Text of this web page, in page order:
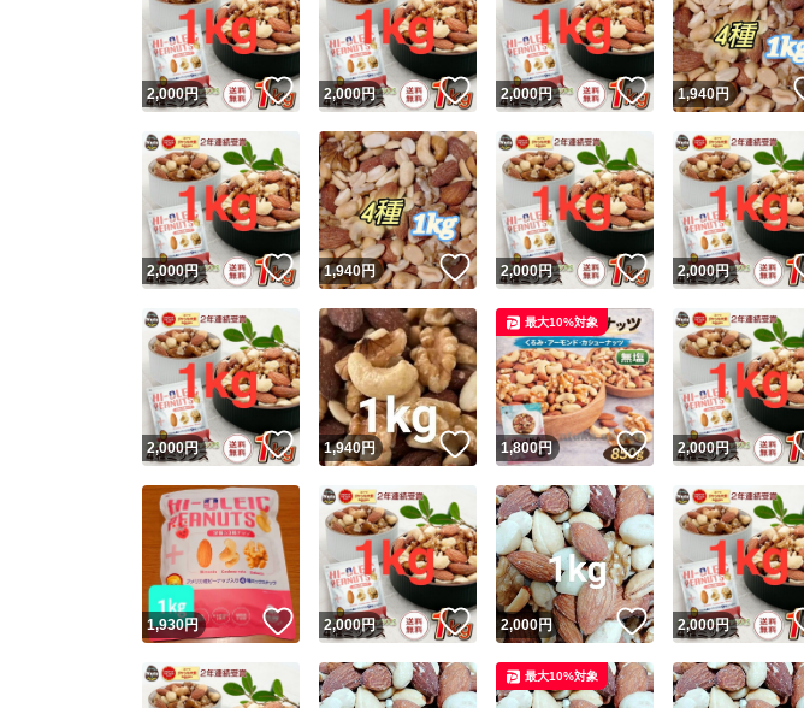
ユーザーの
Yahoo!フリマが定めた一定の基準を満たし
安心取引出品者
安心取引出品者 Yahoo!フリマの基
取引実績
取引実績◯+ このユーザーは
他フリマ実績◯+ このユーザーは他
スピード&安心発送
※このバッジは実績に基づく表示であり、発送を保
スピード＆安心発送
このユーザーは高
ます
スピード発送 このユーザーは高
この商品の情
商品画像の無断転載は禁止されてい
コピーは1商品につき1回です
出品
キャ
2,000円 いいね！
2,000円 いいね！
2,000円 いいね！
1,940円
2,000円 いいね！
1,940円 いいね！
2,000円 いいね！
2,000円
2,000円 いいね！
1,940円 いいね！
1,800円 いいね！
最大10%対象
2,000円
1,930円 いいね！
2,000円 いいね！
2,000円 いいね！
2,000円
最大10%対象